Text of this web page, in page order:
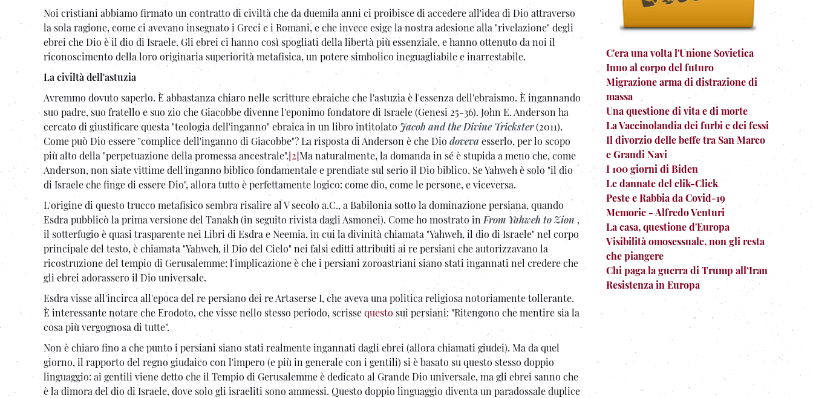
Noi cristiani abbiamo firmato un contratto di civiltà che da duemila anni ci proibisce di accedere all'idea di Dio attraverso
la sola ragione, come ci avevano insegnato i Greci e i Romani, e che invece esige la nostra adesione alla "rivelazione" degli
ebrei che Dio è il dio di Israele. Gli ebrei ci hanno così spogliati della libertà più essenziale, e hanno ottenuto da noi il
riconoscimento della loro originaria superiorità metafisica, un potere simbolico ineguagliabile e inarrestabile.
La civiltà dell'astuzia
Avremmo dovuto saperlo. È abbastanza chiaro nelle scritture ebraiche che l'astuzia è l'essenza dell'ebraismo. È ingannando
suo padre, suo fratello e suo zio che Giacobbe divenne l'eponimo fondatore di Israele (Genesi 25-36). John E. Anderson ha
cercato di giustificare questa "teologia dell'inganno" ebraica in un libro intitolato Jacob and the Divine Trickster(2011).
Come può Dio essere "complice dell'inganno di Giacobbe"? La risposta di Anderson è che Dio doveva esserlo, per lo scopo
più alto della "perpetuazione della promessa ancestrale".[2]Ma naturalmente, la domanda in sé è stupida a meno che, come
Anderson, non siate vittime dell'inganno biblico fondamentale e prendiate sul serio il Dio biblico. Se Yahweh è solo "il dio
di Israele che finge di essere Dio", allora tutto è perfettamente logico: come dio, come le persone, e viceversa.
L'origine di questo trucco metafisico sembra risalire al V secolo a.C., a Babilonia sotto la dominazione persiana, quando
Esdra pubblicò la prima versione del Tanakh (in seguito rivista dagli Asmonei). Come ho mostrato in From Yahweh to Zion ,
il sotterfugio è quasi trasparente nei Libri di Esdra e Neemia, in cui la divinità chiamata "Yahweh, il dio di Israele" nel corpo
principale del testo, è chiamata "Yahweh, il Dio del Cielo" nei falsi editti attribuiti ai re persiani che autorizzavano la
ricostruzione del tempio di Gerusalemme: l'implicazione è che i persiani zoroastriani siano stati ingannati nel credere che
gli ebrei adorassero il Dio universale.
Esdra visse all'incirca all'epoca del re persiano dei re Artaserse I, che aveva una politica religiosa notoriamente tollerante.
È interessante notare che Erodoto, che visse nello stesso periodo, scrissequestosui persiani: "Ritengono che mentire sia la
cosa più vergognosa di tutte".
Non è chiaro fino a che punto i persiani siano stati realmente ingannati dagli ebrei (allora chiamati giudei). Ma da quel
giorno, il rapporto del regno giudaico con l'impero (e più in generale con i gentili) si è basato su questo stesso doppio
linguaggio: ai gentili viene detto che il Tempio di Gerusalemme è dedicato al Grande Dio universale, ma gli ebrei sanno che
è la dimora del dio di Israele, dove solo gli israeliti sono ammessi. Questo doppio linguaggio diventa un paradossale duplice
C'era una volta l'Unione Sovietica
Inno al corpo del futuro
Migrazione arma di distrazione di
massa
Una questione di vita e di morte
La Vaccinolandia dei furbi e dei fessi
Il divorzio delle beffe tra San Marco
e Grandi Navi
I 100 giorni di Biden
Le dannate del clik-Click
Peste e Rabbia da Covid-19
Memorie - Alfredo Venturi
La casa, questione d'Europa
Visibilità omosessuale, non gli resta
che piangere
Chi paga la guerra di Trump all’Iran
Resistenza in Europa